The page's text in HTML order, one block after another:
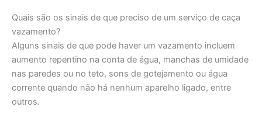
Quais são os sinais de que preciso de um serviço de caça
vazamento?
Alguns sinais de que pode haver um vazamento incluem
aumento repentino na conta de água, manchas de umidade
nas paredes ou no teto, sons de gotejamento ou água
corrente quando não há nenhum aparelho ligado, entre
outros.